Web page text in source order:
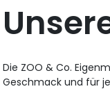
Die ZOO & Co.
Geschmack und für